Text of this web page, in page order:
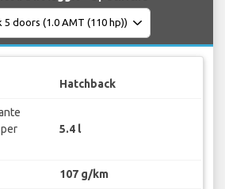
Hatchback
5.4 l
107 g/km